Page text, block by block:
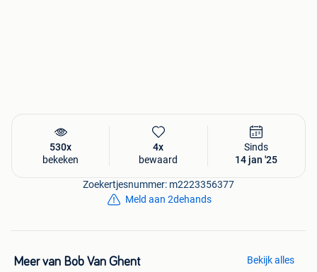
530x
bekeken
4x
bewaard
Sinds
14 jan '25
Zoekertjesnummer: m2223356377
Meld aan 2dehands
Meer van Bob Van Ghent Bekijk alles